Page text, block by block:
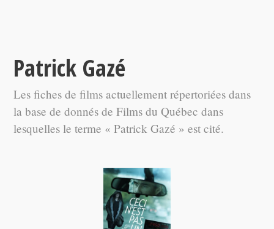
Patrick Gazé
Les fiches de films actuellement répertoriées dans
la base de donnés de Films du Québec dans
lesquelles le terme « Patrick Gazé » est cité.